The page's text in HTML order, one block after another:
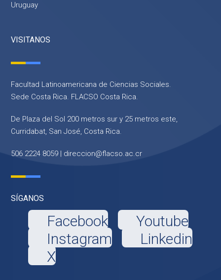
Uruguay
VISITANOS
Facultad Latinoamericana de Ciencias Sociales.
Sede Costa Rica. FLACSO Costa Rica.
De Plaza del Sol 200 metros sur y 25 metros este,
Curridabat, San José, Costa Rica.
506 2224 8059 | direccion@flacso.ac.cr
SÍGANOS
Facebook
Youtube
Instagram
Linkedin
X